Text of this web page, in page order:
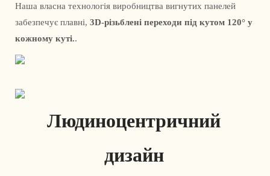
Наша власна технологія виробництва вигнутих панелей
забезпечує плавні, 3D-різьблені переходи під кутом 120° у
кожному куті..
Людиноцентричний
дизайн